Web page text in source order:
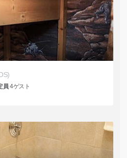
員 4ゲスト